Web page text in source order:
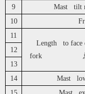
9
Mast tilt
10
11
Length to face
fork 总
12
13
14
Mast